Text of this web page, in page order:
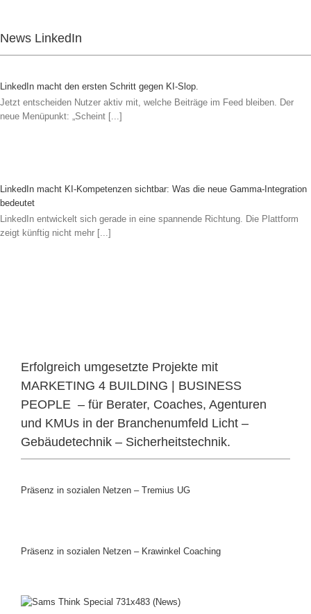
News LinkedIn
LinkedIn macht den ersten Schritt gegen KI-Slop.
Jetzt entscheiden Nutzer aktiv mit, welche Beiträge im Feed bleiben. Der
neue Menüpunkt: „Scheint [...]
LinkedIn macht KI-Kompetenzen sichtbar: Was die neue Gamma-Integration
bedeutet
LinkedIn entwickelt sich gerade in eine spannende Richtung. Die Plattform
zeigt künftig nicht mehr [...]
Erfolgreich umgesetzte Projekte mit
MARKETING 4 BUILDING | BUSINESS
PEOPLE – für Berater, Coaches, Agenturen
und KMUs in der Branchenumfeld Licht –
Gebäudetechnik – Sicherheitstechnik.
Präsenz in sozialen Netzen – Tremius UG
Präsenz in sozialen Netzen – Krawinkel Coaching